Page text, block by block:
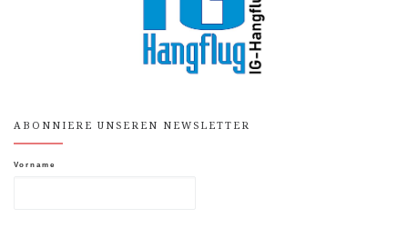
ABONNIERE UNSEREN NEWSLETTER
Vorname